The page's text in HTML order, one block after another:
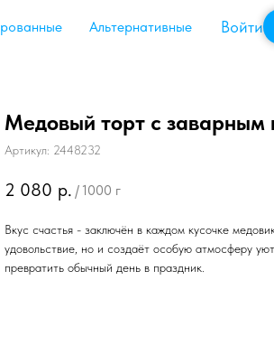
Альтернативные Войти
Медовый торт с заварным
Артикул: 2448232
2 080 р. / 1000 г
Вкус счастья - заключён в каждом кусочке
удовольствие, но и создаёт особую атмосферу
превратить обычный день в праздник.